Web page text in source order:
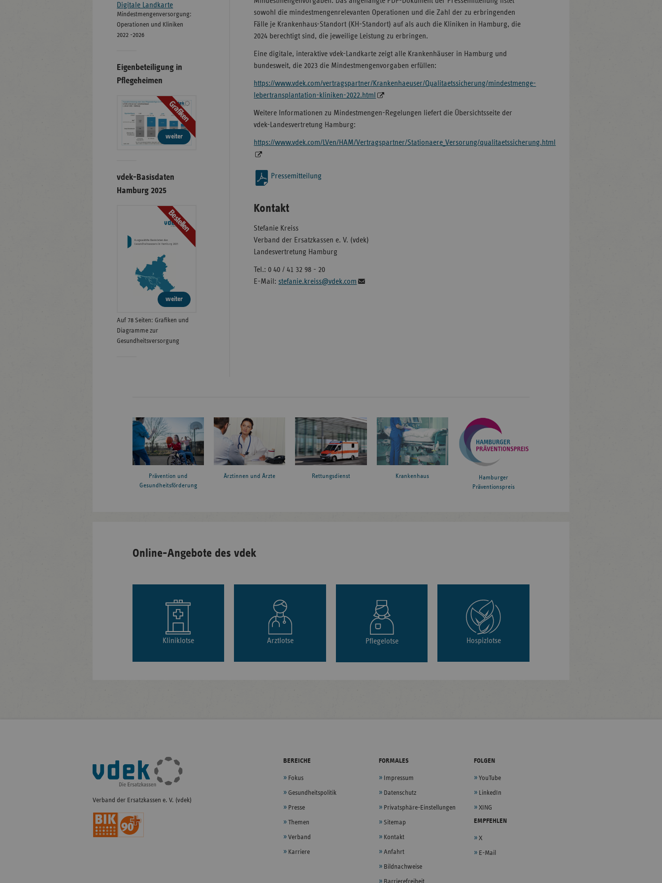
sowohl die mindestmengenrelevanten Operationen und die Zahl der zu erbringenden
Fälle je Krankenhaus-Standort (KH-Standort) auf als auch die Kliniken in Hamburg, die
2024 berechtigt sind, die jeweilige Leistung zu erbringen.
Eine digitale, interaktive vdek-Landkarte zeigt alle Krankenhäuser in Hamburg und
bundesweit, die 2023 die Mindestmengenvorgaben erfüllen:
https://www.vdek.com/vertragspartner/Krankenhaeuser/Qualitaetssicherung/mindestmenge-
lebertransplantation-kliniken-2022.html
Weitere Informationen zu Mindestmengen-Regelungen liefert die Übersichtsseite der
vdek-Landesvertretung Hamburg:
https://www.vdek.com/LVen/HAM/Vertragspartner/Stationaere_Versorung/qualitaetssicherung.html
Pressemitteilung
Kontakt
Stefanie Kreiss
Verband der Ersatzkassen e. V. (vdek)
Landesvertretung Hamburg
Tel.: 0 40 / 41 32 98 - 20
E-Mail: stefanie.kreiss@vdek.com
Digitale Landkarte
Mindestmengenversorgung:
Operationen und Kliniken
2022 -2026
Eigenbeteiligung in
Pflegeheimen
Grafiken
weiter
vdek-Basisdaten
Hamburg 2025
Bestellen
weiter
Auf 78 Seiten: Grafiken und
Diagramme zur
Gesundheitsversorgung
Prävention und
Gesundheitsförderung
Ärztinnen und Ärzte Rettungsdienst Krankenhaus
Hamburger
Präventionspreis
Online-Angebote des vdek
Kliniklotse Arztlotse Pflegelotse Hospizlotse
Fußleisten-
Navigation
Verband der Ersatzkassen e. V. (vdek)
BEREICHE
Fokus
Gesundheitspolitik
Presse
Themen
Verband
Karriere
FORMALES
Impressum
Datenschutz
Privatsphäre-Einstellungen
Sitemap
Kontakt
Anfahrt
Bildnachweise
FOLGEN
YouTube
LinkedIn
XING
EMPFEHLEN
X
E-Mail